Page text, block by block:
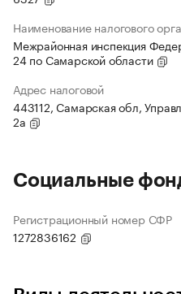
Наименование налогового
Межрайонная инспекция
24 по Самарской области
Адрес налоговой
443112, Самарская обл,
2а
Социальные
Регистрационный номер СФР
1272836162